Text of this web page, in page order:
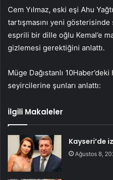
Cem Yılmaz, eski eşi Ahu
tartışmasını yeni gösterisinde
esprili bir dille oğlu Kemal’e
gizlemesi gerektiğini anlattı.
Müge Dağıstanlı
seyircilerine şunları anlattı:
İlgili Makaleler
Kayseri’de
Ağustos 8,